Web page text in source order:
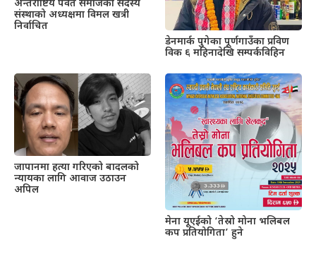
अन्तर्राष्टिय पर्वत समाजको सदस्य
संस्थाको अध्यक्षमा विमल खत्री
निर्वाचित
डेनमार्क पुगेका पूर्णगाउँका प्रविण
विक ६ महिनादेखि सम्पर्कविहिन
जापानमा हत्या गरिएको बादलको
न्यायका लागि आवाज उठाउन
अपिल
मेना यूएईको ‘तेस्रो मोना भलिबल
कप प्रतियोगिता’ हुने